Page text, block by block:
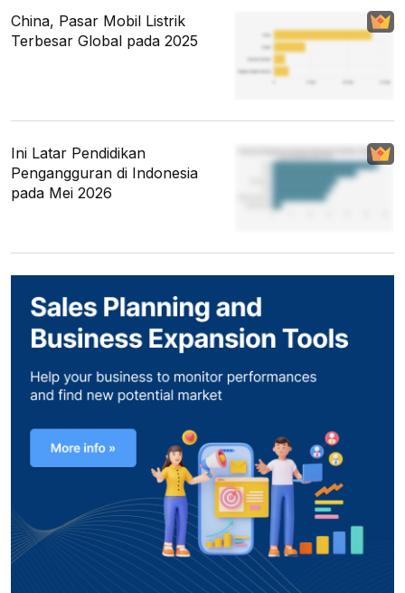
China, Pasar Mobil Listrik
Terbesar Global pada 2025
Ini Latar Pendidikan
Pengangguran di Indonesia
pada Mei 2026